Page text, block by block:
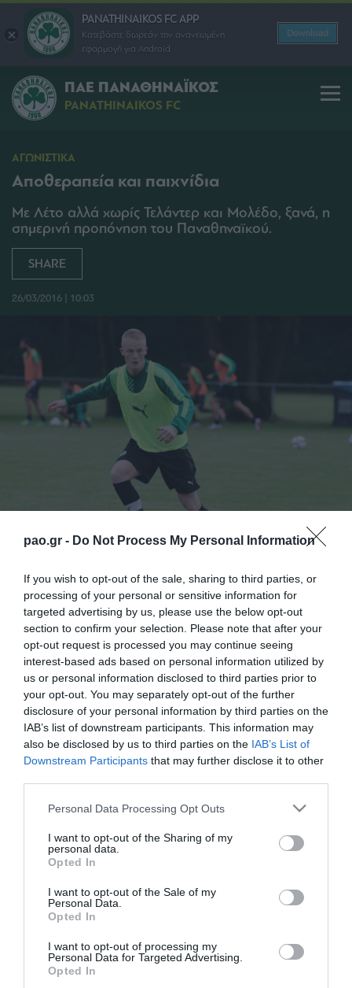
pao.gr - Do Not Process My Personal Information
If you wish to opt-out of the sale, sharing to third parties, or
processing of your personal or sensitive information for
targeted advertising by us, please use the below opt-out
section to confirm your selection. Please note that after your
opt-out request is processed you may continue seeing
interest-based ads based on personal information utilized by
us or personal information disclosed to third parties prior to
your opt-out. You may separately opt-out of the further
disclosure of your personal information by third parties on the
IAB’s list of downstream participants. This information may
also be disclosed by us to third parties on the IAB’s List of
Downstream Participants that may further disclose it to other
Please note that this website/app uses one or more Google
not limited to your visit or usage behaviour. You may click to
grant or deny consent to Google and its third-party tags to
use your data for below specified purposes in below Google
consent section.
Personal Data Processing Opt Outs
I want to opt-out of the Sharing of my
personal data.
Opted In
I want to opt-out of the Sale of my
Personal Data.
Opted In
I want to opt-out of processing my
Personal Data for Targeted Advertising.
Opted In
PANATHINAIKOS FC APP
Κατεβάστε δωρεάν την ανανεωμένη
εφαρμογή για Android
Download
ΠΑΕ ΠΑΝΑΘΗΝΑΪΚΟΣ
PANATHINAIKOS FC
ΑΓΩΝΙΣΤΙΚΑ
Αποθεραπεία και παιχνίδια
Με Λέτο αλλά χωρίς Τελάντερ και Μολέδο, ξανά, η
σημερινή προπόνηση του Παναθηναϊκού.
SHARE
26/03/2016 | 10:03
Πρωινή προπόνηση στο Κορωπί περιλάμβανε η
σημερινή ημέρα για τους ποδοσφαιριστές του
Παναθηναϊκού.
Όσοι «πράσινοι» αγωνίστηκαν στο χθεσινό φιλικό με
τον Πανιώνιο έκαναν αποθεραπεία, ενώ το
πρόγραμμα των υπόλοιπων είχε ζέσταμα, «κορόιδο»
και παιχνίδια σε μικρό χώρο.
Μπεργκ, Λουντ, Αμπέντ, Ευαγγέλου, Βασίλης
Αγγελόπουλος και Λάμπρου απουσίασαν λόγω των
υποχρεώσεών τους με τις Εθνικές τους ομάδες, ο
Τελάντερ επίσης απουσίασε, λόγω ίωσης, ενώ
Οι παίκτες του Παναθηναϊκού θα έχουν ρεπό αύριο.